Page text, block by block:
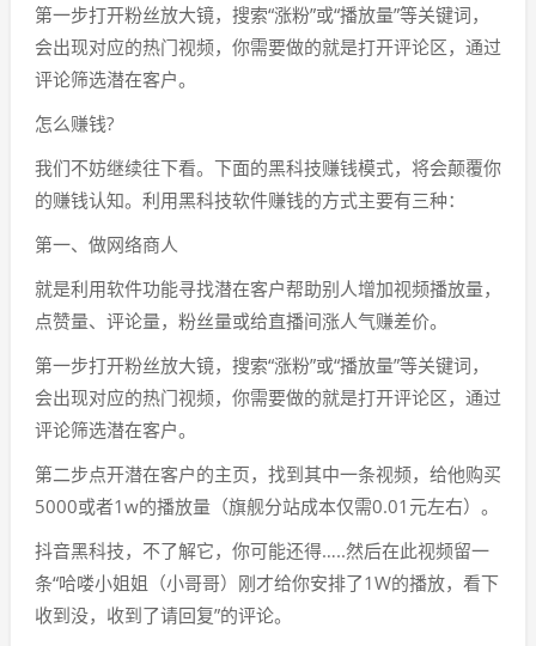
第一步打开粉丝放大镜，搜索“涨粉”或“播放量”等关键词，
会出现对应的热门视频，你需要做的就是打开评论区，通过
评论筛选潜在客户。
怎么赚钱?
我们不妨继续往下看。下面的黑科技赚钱模式，将会颠覆你
的赚钱认知。利用黑科技软件赚钱的方式主要有三种：
第一、做网络商人
就是利用软件功能寻找潜在客户帮助别人增加视频播放量，
点赞量、评论量，粉丝量或给直播间涨人气赚差价。
第一步打开粉丝放大镜，搜索“涨粉”或“播放量”等关键词，
会出现对应的热门视频，你需要做的就是打开评论区，通过
评论筛选潜在客户。
第二步点开潜在客户的主页，找到其中一条视频，给他购买
5000或者1w的播放量（旗舰分站成本仅需0.01元左右）。
抖音黑科技，不了解它，你可能还得…..然后在此视频留一
条“哈喽小姐姐（小哥哥）刚才给你安排了1W的播放，看下
收到没，收到了请回复”的评论。